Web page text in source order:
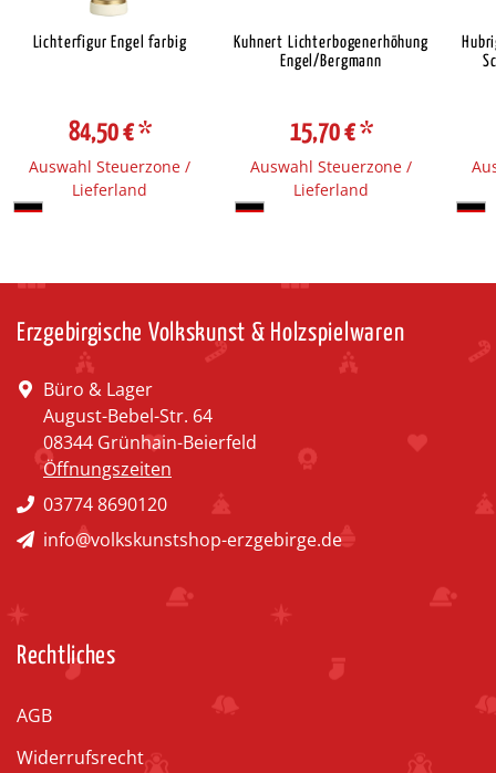
Lichterfigur Engel farbig
84,50 €*
Auswahl Steuerzone /
Lieferland
Kuhnert Lichterbogenerhöhung
Engel/Bergmann
15,70 €*
Auswahl Steuerzone /
Lieferland
Erzgebirgische Volkskunst & Holzspielwaren
Büro & Lager
August-Bebel-Str. 64
08344 Grünhain-Beierfeld
Öffnungszeiten
03774 8690120
info@volkskunstshop-erzgebirge.de
Rechtliches
AGB
Widerrufsrecht